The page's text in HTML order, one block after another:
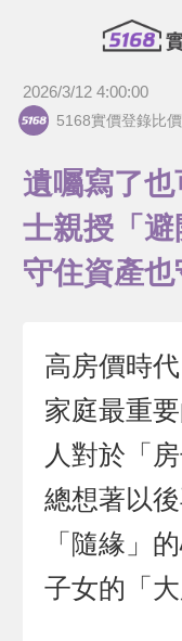
2026/3/12 4:00:00
5168實價登錄比
遺囑寫了
士親授「
守住資產
高房價時
家庭最重
人對於「
總想著以
「隨緣」
子女的「大